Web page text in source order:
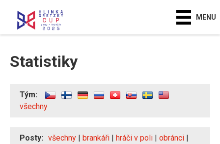
MENU
Statistiky
Tým:
všechny
Posty: všechny | brankáři | hráči v poli | obránci |